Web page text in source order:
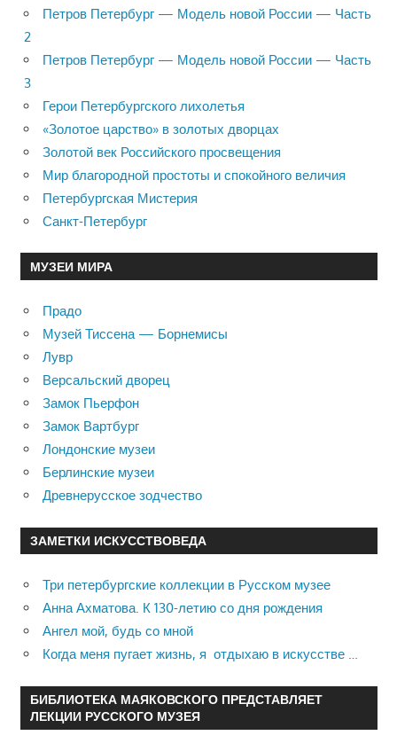
Петров Петербург — Модель новой России — Часть
2
Петров Петербург — Модель новой России — Часть
3
Герои Петербургского лихолетья
«Золотое царство» в золотых дворцах
Золотой век Российского просвещения
Мир благородной простоты и спокойного величия
Петербургская Мистерия
Санкт-Петербург
МУЗЕИ МИРА
Прадо
Музей Тиссена — Борнемисы
Лувр
Версальский дворец
Замок Пьерфон
Замок Вартбург
Лондонские музеи
Берлинские музеи
Древнерусское зодчество
ЗАМЕТКИ ИСКУССТВОВЕДА
Три петербургские коллекции в Русском музее
Анна Ахматова. К 130-летию со дня рождения
Ангел мой, будь со мной
Когда меня пугает жизнь, я отдыхаю в искусстве …
БИБЛИОТЕКА МАЯКОВСКОГО ПРЕДСТАВЛЯЕТ
ЛЕКЦИИ РУССКОГО МУЗЕЯ